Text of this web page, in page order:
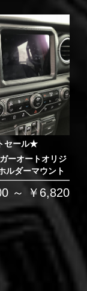
セール★
ガーオートオリジ
ダーマウント
～ ￥6,820